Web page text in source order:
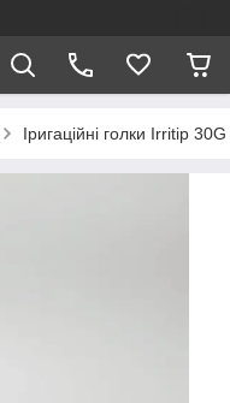
Іригаційні голки Irritip 30G